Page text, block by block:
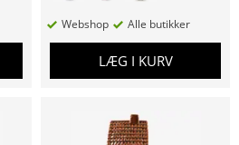
Webshop Alle butikker
LÆG I KURV